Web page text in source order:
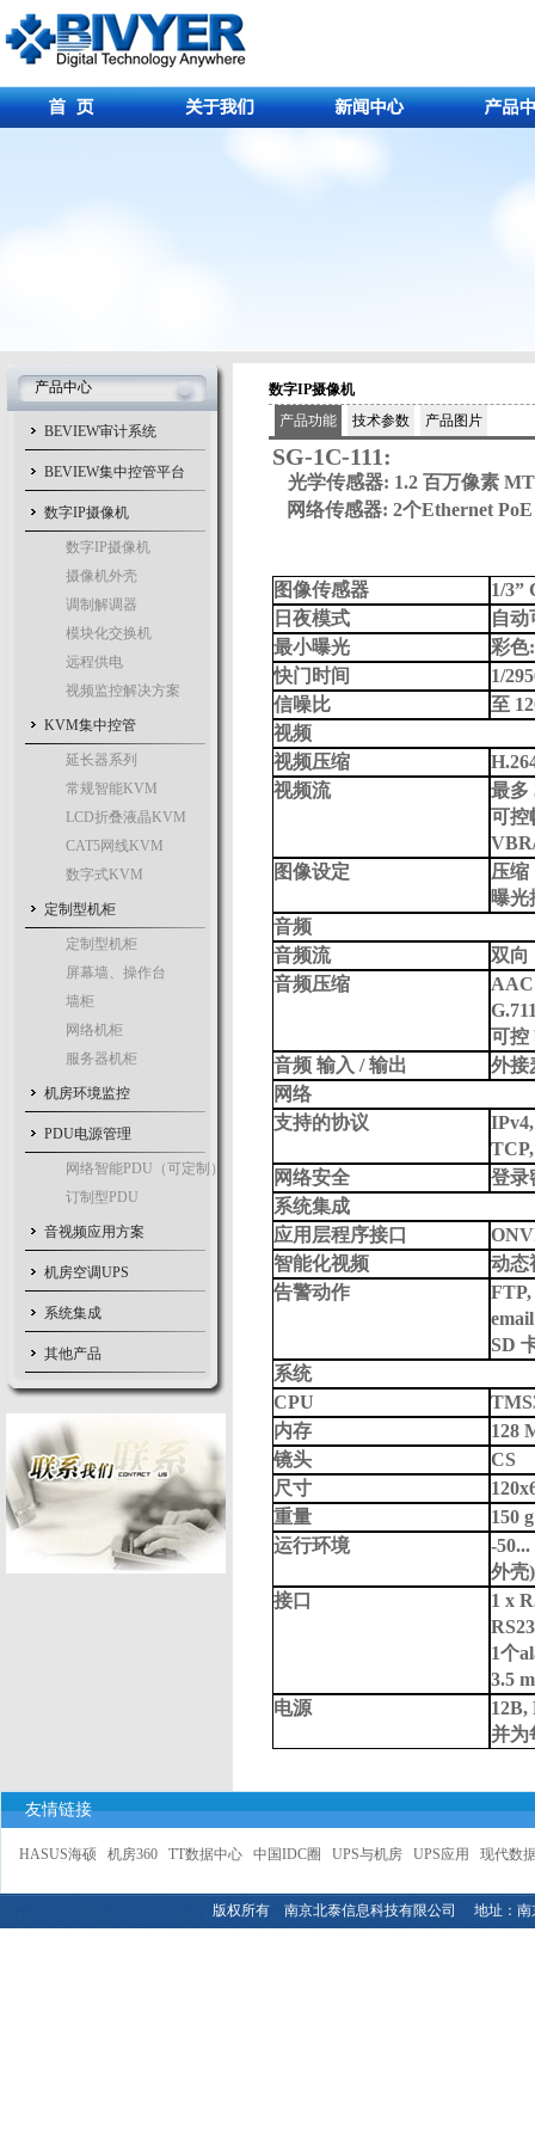
产品中心
BEVIEW审计系统
BEVIEW集中控管平台
数字IP摄像机
数字IP摄像机
摄像机外壳
调制解调器
模块化交换机
远程供电
视频监控解决方案
KVM集中控管
延长器系列
常规智能KVM
LCD折叠液晶KVM
CAT5网线KVM
数字式KVM
定制型机柜
定制型机柜
屏幕墙、操作台
墙柜
网络机柜
服务器机柜
机房环境监控
PDU电源管理
网络智能PDU（可定制）
订制型PDU
音视频应用方案
机房空调UPS
系统集成
其他产品
数字IP摄像机
产品功能
技术参数 产品图片
SG-1C-111:
光学传感器: 1.2 百万像素
网络传感器: 2个Ethernet
图像传感器
1/3”
日夜模式
自动
最小曝光
彩色
快门时间
1/
信噪比
至
视频
视频压缩
视频流
最多
可控
图像设定
压缩
曝光
音频
音频流
双向
音频压缩
可控
音频 输入 / 输出
外接
网络
支持的协议
网络安全
登录
系统集成
应用层程序接口
智能化视频
动态
告警动作
SD
系统
CPU
内存
128
镜头
CS
尺寸
重量
150 g
运行环境
-
外壳)
接口
1 x
1个
3.5
电源
12В,
并为
友情链接
HASUS海硕 机房360 TT数据中心 中国IDC圈 UPS与机房 UPS应用 现代数
版权所有 南京北泰信息科技有限公司 地址：南